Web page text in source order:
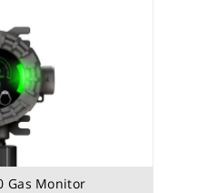
Gas Monitor
Ultima MOS-5 - למימן גופרתי (H2S)